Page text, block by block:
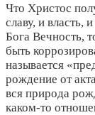
Что Христос
славу, и власть,
Бога Вечность,
быть
называется
рождение от
вся природа
каком-то